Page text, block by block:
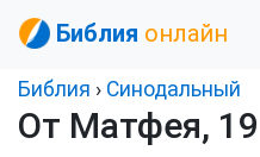
Библия онлайн
Библия › Синодальный
От Матфея, 19